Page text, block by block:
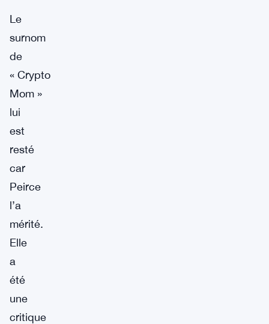
Le
surnom
de
« Crypto
Mom »
lui
est
resté
car
Peirce
l’a
mérité.
Elle
a
été
une
critique